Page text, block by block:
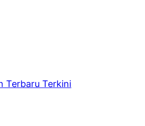
Terbaru Terkini